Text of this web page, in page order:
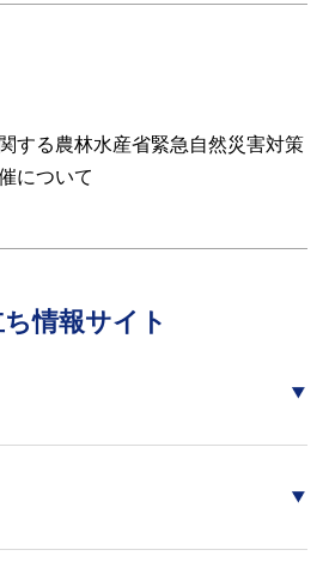
する農林水産省緊急自然災害対策
について
情報サイト